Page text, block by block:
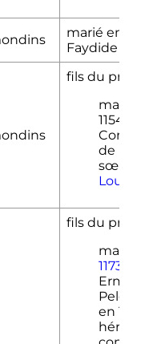
marié en
Faydide
fils du
marié
1154 à
de
sœur
Louis
fils du
marié
1173
Pelet
en 1176),